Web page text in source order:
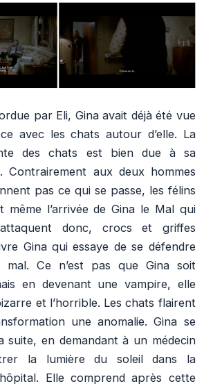
par Eli, Gina avait déjà été vue
avec les chats autour d’elle. La
des chats est bien due à sa
Contrairement aux deux hommes
pas ce qui se passe, les félins
même l’arrivée de Gina le Mal qui
donc, crocs et griffes
Gina qui essaye de se défendre
Ce n’est pas que Gina soit
en devenant une vampire, elle
et l’horrible. Les chats flairent
une anomalie. Gina se
suite, en demandant à un médecin
la lumière du soleil dans la
Elle comprend après cette